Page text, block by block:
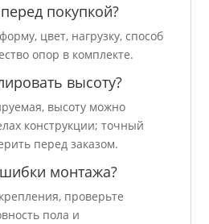
покупкой?
цвет, нагрузку, способ
опор в комплекте.
высоту?
высоту можно
конструкции; точный
перед заказом.
монтажа?
проверьте
пола и